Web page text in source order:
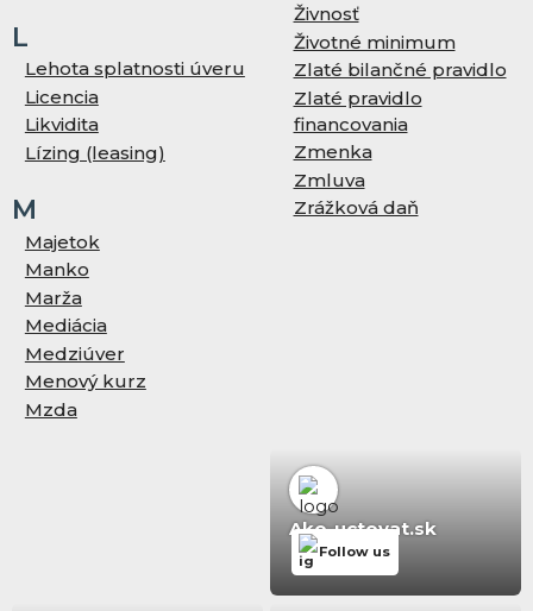
L
Lehota splatnosti úveru
Licencia
Likvidita
Lízing (leasing)
M
Majetok
Manko
Marža
Mediácia
Medziúver
Menový kurz
Mzda
Živnosť
Životné minimum
Zlaté bilančné pravidlo
Zlaté pravidlo
financovania
Zmenka
Zmluva
Zrážková daň
Ako-uctovat.sk
Follow us